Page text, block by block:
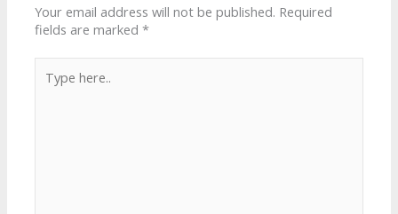
Your email address will not be published. Required
fields are marked*
here..